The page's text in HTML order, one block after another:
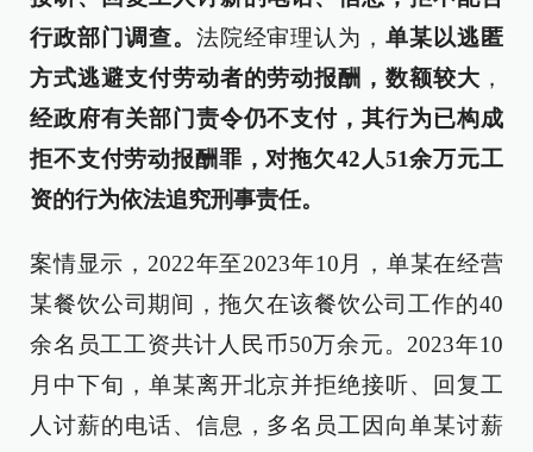
行政部门调查。 法院经审理认为，单某以逃匿
方式逃避支付劳动者的劳动报酬，数额较大 ，
经政府有关部门责令仍不支付，其行为已构成
拒不支付劳动报酬罪，对拖欠42人51余万元工
资的行为依法追究刑事责任。
案情显示，2022年至2023年10月，单某在经营
某餐饮公司期间，拖欠在该餐饮公司工作的40
余名员工工资共计人民币50万余元。2023年10
月中下旬，单某离开北京并拒绝接听、回复工
人讨薪的电话、信息，多名员工因向单某讨薪